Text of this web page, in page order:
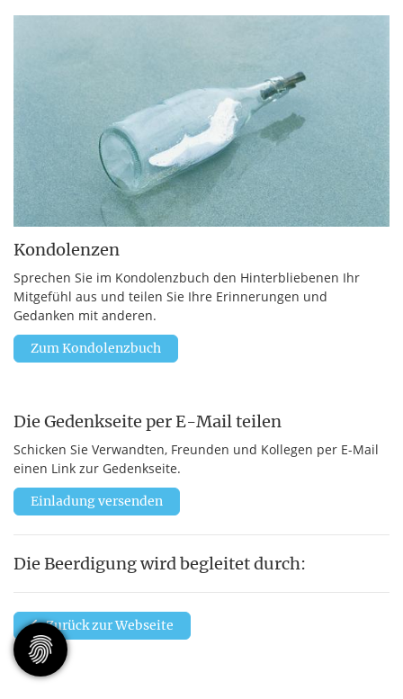
Kondolenzen
Sprechen Sie im Kondolenzbuch den Hinterbliebenen Ihr
Mitgefühl aus und teilen Sie Ihre Erinnerungen und
Gedanken mit anderen.
Zum Kondolenzbuch
Die Gedenkseite per E-Mail teilen
Schicken Sie Verwandten, Freunden und Kollegen per E-Mail
einen Link zur Gedenkseite.
Einladung versenden
Die Beerdigung wird begleitet durch:
Zurück zur Webseite